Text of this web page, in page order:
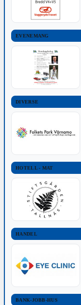
EVENEMANG
DIVERSE
HOTELL - MAT
HANDEL
BANK-JOBB-HUS